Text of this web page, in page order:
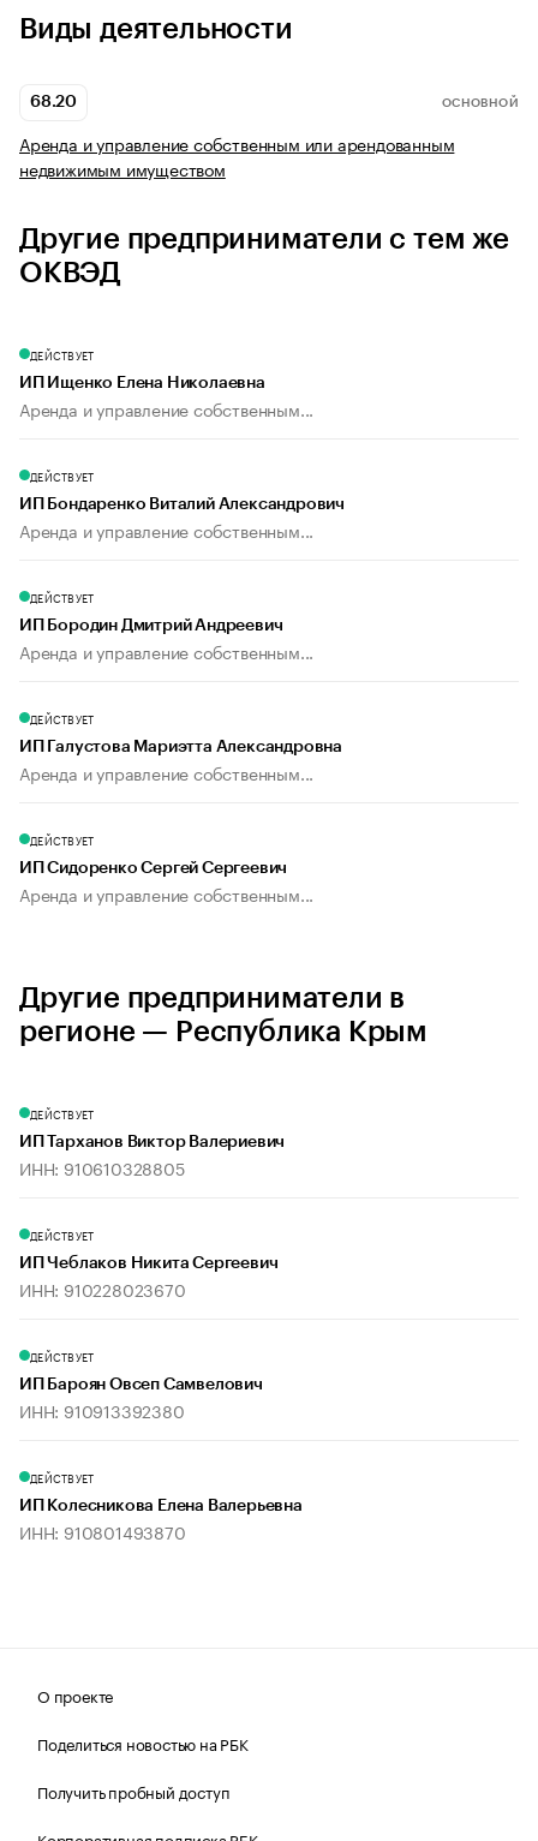
Виды деятельности
68.20 ОСНОВНОЙ
Аренда и управление собственным или арендованным
недвижимым имуществом
Другие предприниматели с тем же
ОКВЭД
ДЕЙСТВУЕТ
ИП Ищенко Елена Николаевна
Аренда и управление собственным...
ДЕЙСТВУЕТ
ИП Бондаренко Виталий Александрович
Аренда и управление собственным...
ДЕЙСТВУЕТ
ИП Бородин Дмитрий Андреевич
Аренда и управление собственным...
ДЕЙСТВУЕТ
ИП Галустова Мариэтта Александровна
Аренда и управление собственным...
ДЕЙСТВУЕТ
ИП Сидоренко Сергей Сергеевич
Аренда и управление собственным...
Другие предприниматели в
регионе — Республика Крым
ДЕЙСТВУЕТ
ИП Тарханов Виктор Валериевич
ИНН: 910610328805
ДЕЙСТВУЕТ
ИП Чеблаков Никита Сергеевич
ИНН: 910228023670
ДЕЙСТВУЕТ
ИП Бароян Овсеп Самвелович
ИНН: 910913392380
ДЕЙСТВУЕТ
ИП Колесникова Елена Валерьевна
ИНН: 910801493870
О проекте
Поделиться новостью на РБК
Получить пробный доступ